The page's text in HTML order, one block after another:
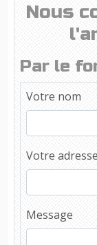
Nous
Par le
Votre nom
Votre
Message